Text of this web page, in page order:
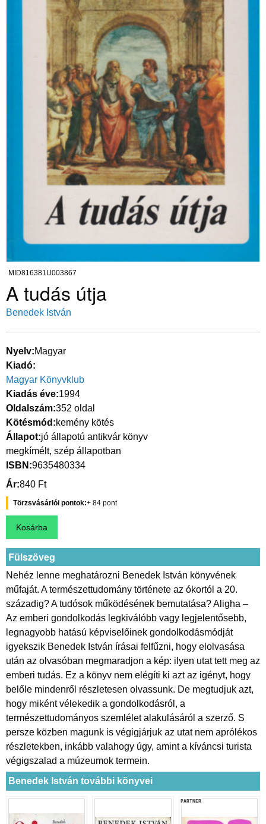
MID816381U003867
A tudás útja
Benedek István
Nyelv Magyar
Kiadó
Magyar Könyvklub
Kiadás éve 1994
Oldalszám 352 oldal
Kötésmód kemény kötés
Állapot jó állapotú antikvár könyv
megkímélt, szép állapotban
ISBN 9635480334
Ár 840 Ft
Törzsvásárlói pontok 84
Fülszöveg
Nehéz lenne meghatározni Benedek István könyvének
műfaját. A természettudomány története az ókortól a 20.
századig? A tudósok működésének bemutatása? Aligha –
Az emberi gondolkodás legkiválóbb vagy legjelentősebb,
legnagyobb hatású képviselőinek gondolkodásmódját
igyekszik Benedek István írásai felfűzni, hogy elolvasása
után az olvasóban megmaradjon a kép: ilyen utat tett meg az
emberi tudás. Ez a könyv nem elégíti ki azt az igényt, hogy
belőle mindenről részletesen olvassunk. De megtudjuk azt,
hogy miként vélekedik a gondolkodásról, a
természettudományos szemlélet alakulásáról a szerző. S
persze közben magunk is végigjárjuk az utat nem aprólékos
részletekben, inkább valahogy úgy, amint a kíváncsi turista
végigszalad a múzeumok termein.
Benedek István további könyvei
PARTNER